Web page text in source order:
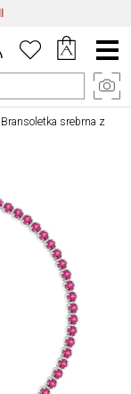
Menu
główne
Bransoletka srebrna z